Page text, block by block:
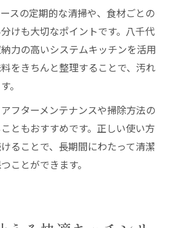
スの定期的な清掃や、食材ごとの
けも大切なポイントです。八千代
力の高いシステムキッチンを活用
をきちんと整理することで、汚れ
。
フターメンテナンスや掃除方法の
ともおすすめです。正しい使い方
ることで、長期間にわたって清潔
ことができます。